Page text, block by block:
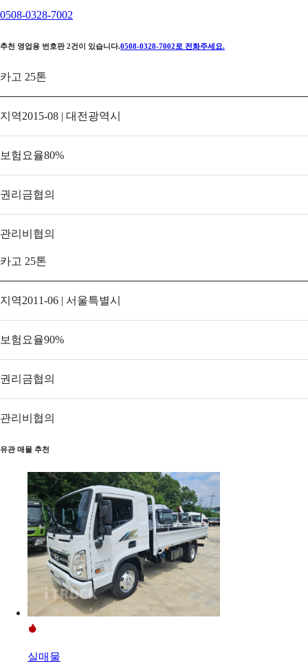
0508-0328-7002
추천 영업용 번호판 2건이 있습니다.0508-0328-7002 로 전화주세요.
카고 25톤
지역2015-08 | 대전광역시
보험요율80%
권리금협의
관리비 협의
카고 25톤
지역2011-06 | 서울특별시
보험요율90%
권리금협의
관리비 협의
유관 매물 추천
실매물